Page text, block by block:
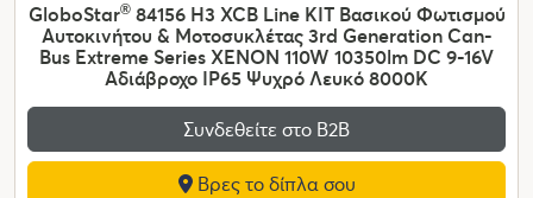
GloboStar®84156 H3 XCB Line KIT Βασικού Φωτισμού
Αυτοκινήτου & Μοτοσυκλέτας 3rd Generation Can-
Bus Extreme Series XENON 110W 10350lm DC 9-16V
Αδιάβροχο IP65 Ψυχρό Λευκό 8000K
Συνδεθείτε στο Β2Β
Βρες το δίπλα σου